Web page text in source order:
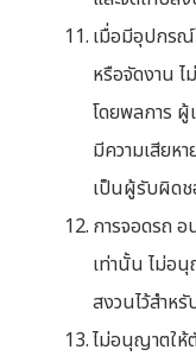
เมื่อมีอุปกรณ์
หรือจัดงาน
โดยพลการ ผู้
มีความเสียห
เป็นผู้รับผิดช
การจอดรถ
เท่านั้น ไม่อ
สงวนไว้สำหรั
ไม่อนุญาตให้